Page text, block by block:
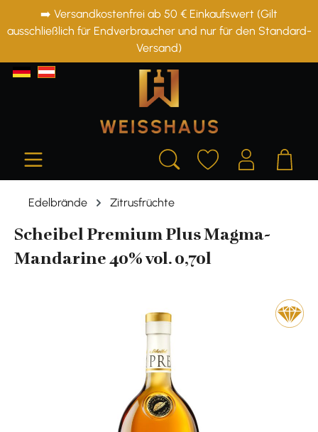
springen
➡️ Versandkostenfrei ab 50 € Einkaufswert (Gilt
ausschließlich für Endverbraucher und nur für den Standard-
Versand)
Edelbrände Zitrusfrüchte
Scheibel Premium Plus Magma-
Mandarine 40% vol. 0,70l